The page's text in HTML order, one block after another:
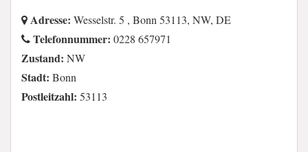
Adresse: Wesselstr. 5 , Bonn 53113, NW, DE
Telefonnummer: 0228 657971
Zustand: NW
Stadt: Bonn
Postleitzahl: 53113